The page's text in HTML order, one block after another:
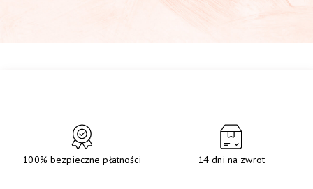
100% bezpieczne płatności 14 dni na zwrot